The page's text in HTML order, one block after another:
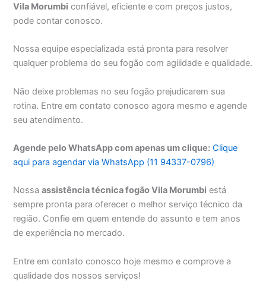
Vila Morumbi confiável, eficiente e com preços justos,
pode contar conosco.
Nossa equipe especializada está pronta para resolver
qualquer problema do seu fogão com agilidade e qualidade.
Não deixe problemas no seu fogão prejudicarem sua
rotina. Entre em contato conosco agora mesmo e agende
seu atendimento.
Agende pelo WhatsApp com apenas um clique: Clique
aqui para agendar via WhatsApp (11 94337-0796)
Nossaassistência técnica fogão Vila Morumbi está
sempre pronta para oferecer o melhor serviço técnico da
região. Confie em quem entende do assunto e tem anos
de experiência no mercado.
Entre em contato conosco hoje mesmo e comprove a
qualidade dos nossos serviços!